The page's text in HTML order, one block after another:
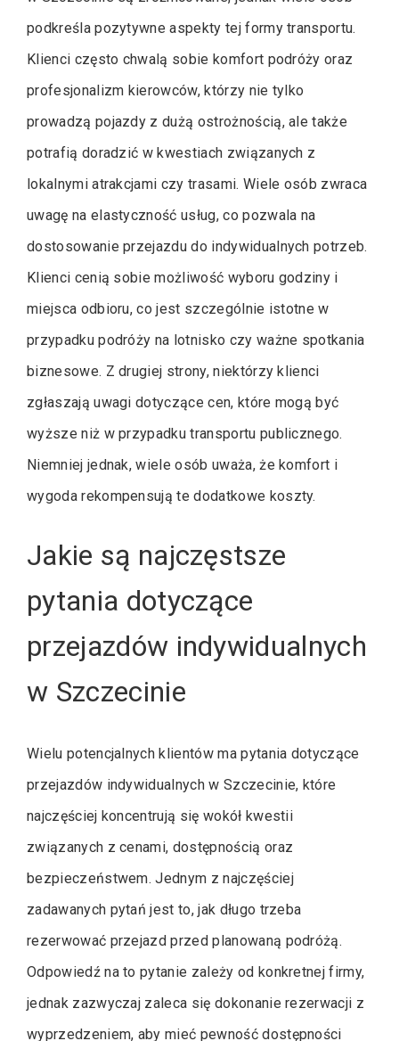
podkreśla pozytywne aspekty tej formy transportu.
Klienci często chwalą sobie komfort podróży oraz
profesjonalizm kierowców, którzy nie tylko
prowadzą pojazdy z dużą ostrożnością, ale także
potrafią doradzić w kwestiach związanych z
lokalnymi atrakcjami czy trasami. Wiele osób zwraca
uwagę na elastyczność usług, co pozwala na
dostosowanie przejazdu do indywidualnych potrzeb.
Klienci cenią sobie możliwość wyboru godziny i
miejsca odbioru, co jest szczególnie istotne w
przypadku podróży na lotnisko czy ważne spotkania
biznesowe. Z drugiej strony, niektórzy klienci
zgłaszają uwagi dotyczące cen, które mogą być
wyższe niż w przypadku transportu publicznego.
Niemniej jednak, wiele osób uważa, że komfort i
wygoda rekompensują te dodatkowe koszty.
Jakie są najczęstsze
pytania dotyczące
przejazdów indywidualnych
w Szczecinie
Wielu potencjalnych klientów ma pytania dotyczące
przejazdów indywidualnych w Szczecinie, które
najczęściej koncentrują się wokół kwestii
związanych z cenami, dostępnością oraz
bezpieczeństwem. Jednym z najczęściej
zadawanych pytań jest to, jak długo trzeba
rezerwować przejazd przed planowaną podróżą.
Odpowiedź na to pytanie zależy od konkretnej firmy,
jednak zazwyczaj zaleca się dokonanie rezerwacji z
wyprzedzeniem, aby mieć pewność dostępności